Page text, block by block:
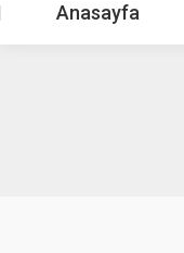
Anasayfa